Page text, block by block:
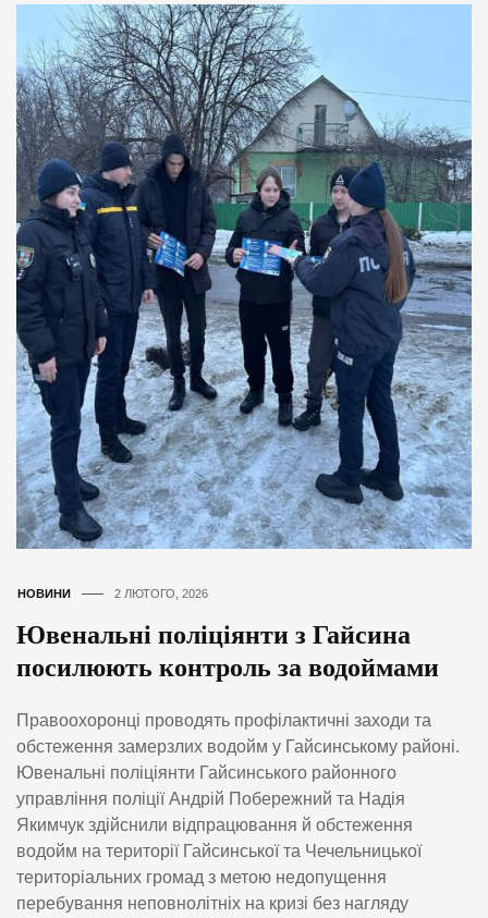
НОВИНИ 2 ЛЮТОГО, 2026
Ювенальні поліціянти з Гайсина
посилюють контроль за водоймами
Правоохоронці проводять профілактичні заходи та
обстеження замерзлих водойм у Гайсинському районі.
Ювенальні поліціянти Гайсинського районного
управління поліції Андрій Побережний та Надія
Якимчук здійснили відпрацювання й обстеження
водойм на території Гайсинської та Чечельницької
територіальних громад з метою недопущення
перебування неповнолітніх на кризі без нагляду